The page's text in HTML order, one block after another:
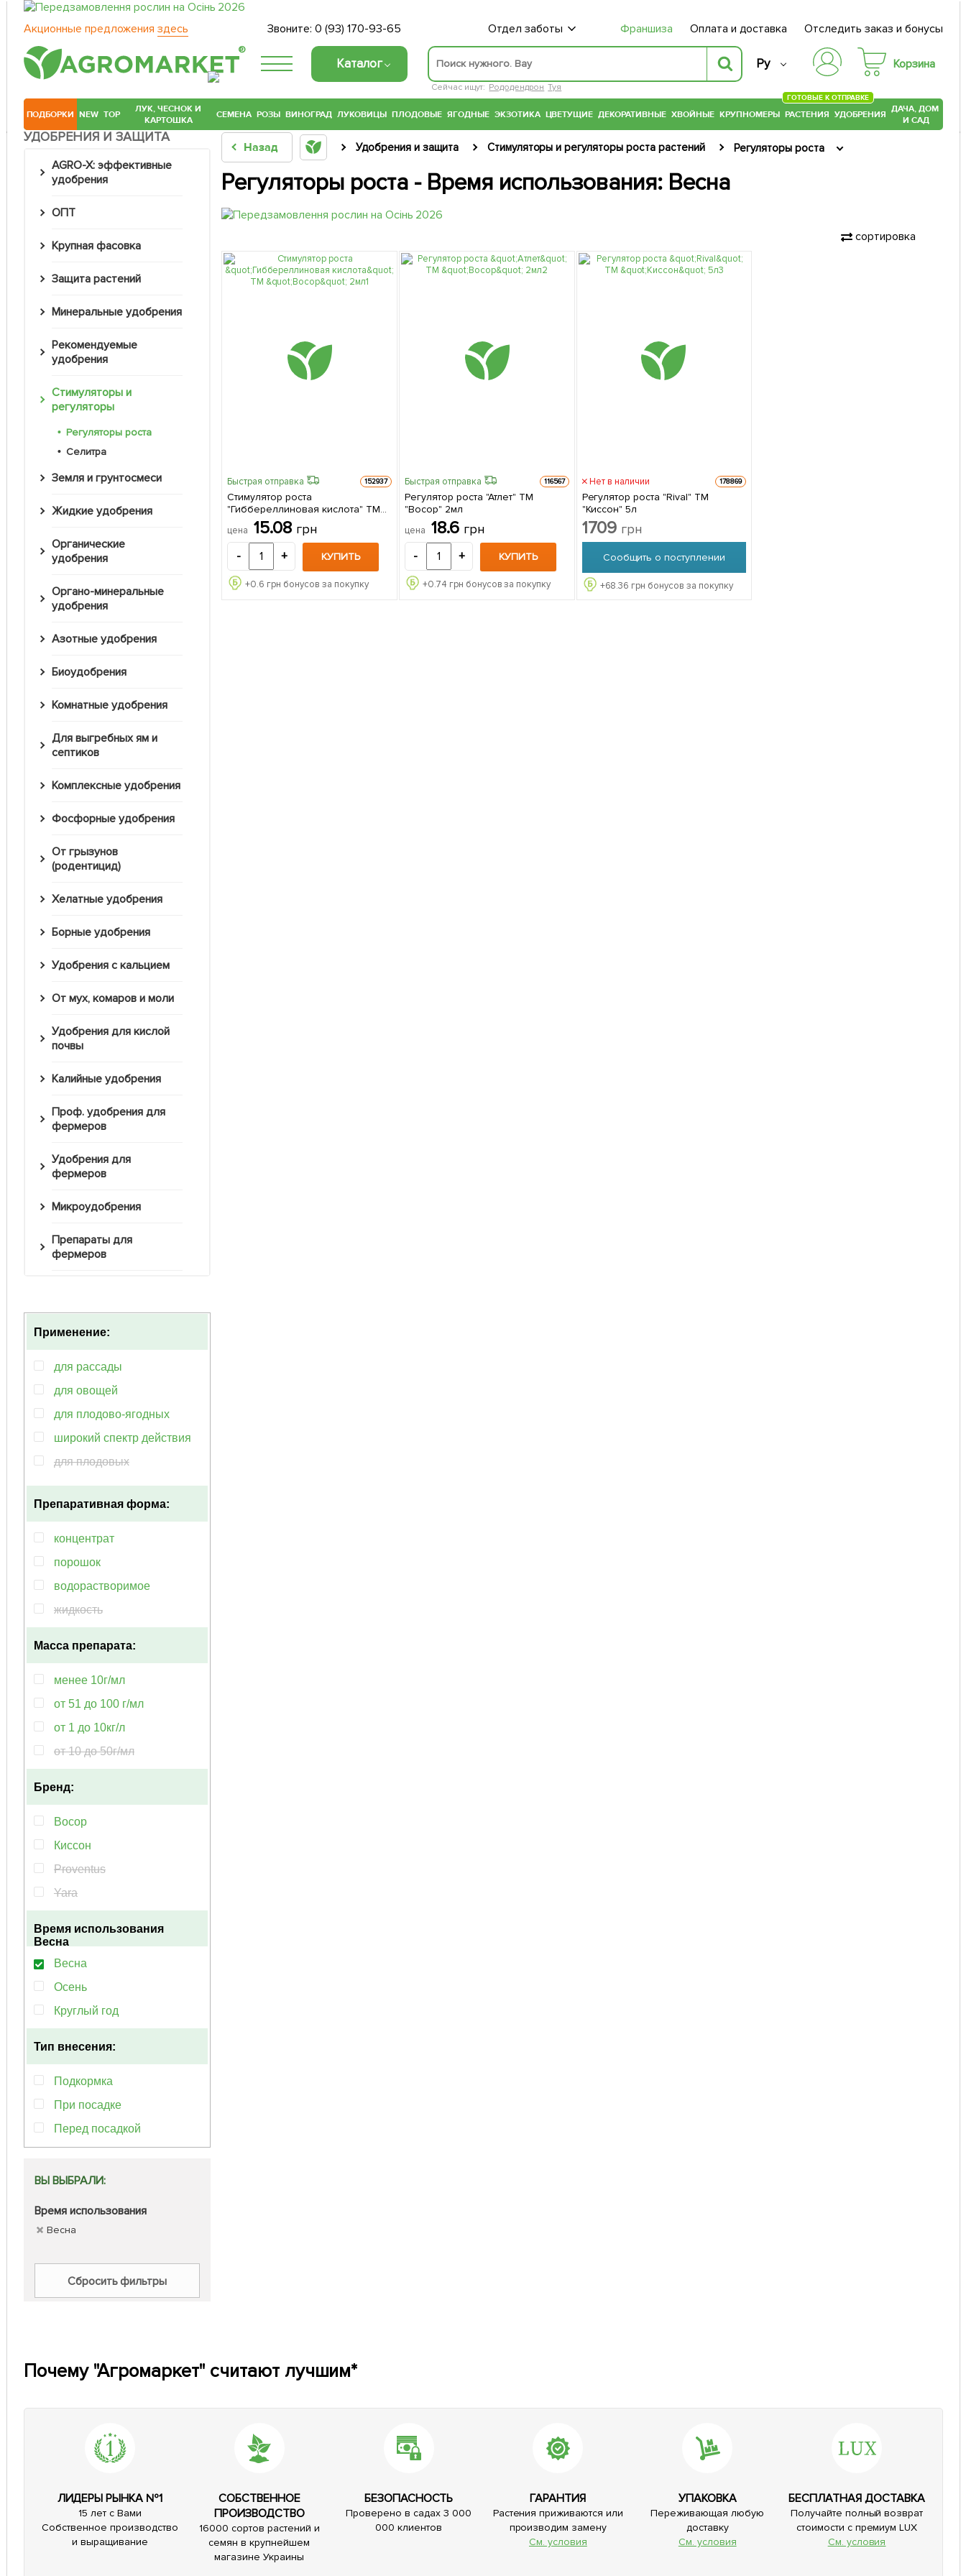
Акционные предложения здесь Звоните:0 (93) 170-93-65 Отдел заботы Франшиза Оплата и доставка Отследить заказ и бонусы
®
Каталог
Сейчас ищут: Рододендрон Туя
Ру Корзина
ПОДБОРКИ NEW TOP
ЛУК, ЧЕСНОК И
КАРТОШКА
СЕМЕНА РОЗЫ ВИНОГРАД ЛУКОВИЦЫ ПЛОДОВЫЕ ЯГОДНЫЕ ЭКЗОТИКА ЦВЕТУЩИЕ ДЕКОРАТИВНЫЕ ХВОЙНЫЕ КРУПНОМЕРЫ РАСТЕНИЯ
ГОТОВЫЕ К ОТПРАВКЕ
УДОБРЕНИЯ ДАЧА, ДОМ
И САД
УДОБРЕНИЯ И ЗАЩИТА
AGRO-X: эффективные
удобрения
ОПТ
Крупная фасовка
Защита растений
Минеральные удобрения
Рекомендуемые
удобрения
Стимуляторы и
регуляторы
Регуляторы роста
Селитра
Земля и грунтосмеси
Жидкие удобрения
Органические
удобрения
Органо-минеральные
удобрения
Азотные удобрения
Биоудобрения
Комнатные удобрения
Для выгребных ям и
септиков
Комплексные удобрения
Фосфорные удобрения
От грызунов
(родентицид)
Хелатные удобрения
Борные удобрения
Удобрения с кальцием
От мух, комаров и моли
Удобрения для кислой
почвы
Калийные удобрения
Проф. удобрения для
фермеров
Удобрения для
фермеров
Микроудобрения
Препараты для
фермеров
Применение:
для рассады
для овощей
для плодово-ягодных
широкий спектр действия
для плодовых
для растений
Препаративная форма:
концентрат
порошок
водорастворимое
жидкость
Масса препарата:
менее 10г/мл
от 51 до 100 г/мл
от 1 до 10кг/л
от 10 до 50г/мл
Бренд:
Восор
Киссон
Proventus
Yara
Время использования
Весна
Весна
Осень
Круглый год
Тип внесения:
Подкормка
При посадке
Перед посадкой
ВЫ ВЫБРАЛИ:
Время использования
Весна
Сбросить фильтры
Назад Удобрения и защита Стимуляторы и регуляторы роста растений Регуляторы роста
Регуляторы роста - Время использования: Весна
сортировка
Быстрая отправка 152937
Стимулятор роста
"Гиббереллиновая кислота" ТМ
"Восор" 2мл
цена 15.08 грн
- + КУПИТЬ
+0.6 грн бонусов за покупку
Быстрая отправка 116567
Регулятор роста "Атлет" ТМ
"Восор" 2мл
цена 18.6 грн
- + КУПИТЬ
+0.74 грн бонусов за покупку
Нет в наличии 178869
Регулятор роста "Rival" ТМ
"Киссон" 5л
1709 грн
Сообщить о поступлении
+68.36 грн бонусов за покупку
Почему "Агромаркет" считают лучшим*
ЛИДЕРЫ РЫНКА №1
15 лет с Вами
Собственное производство
и выращивание
СОБСТВЕННОЕ
ПРОИЗВОДСТВО
16000 сортов растений и
семян в крупнейшем
магазине Украины
БЕЗОПАСНОСТЬ
Проверено в садах 3 000
000 клиентов
ГАРАНТИЯ
Растения приживаются или
производим замену
См. условия
УПАКОВКА
Переживающая любую
доставку
См. условия
БЕСПЛАТНАЯ ДОСТАВКА
Получайте полный возврат
стоимости с премиум LUX
См. условия